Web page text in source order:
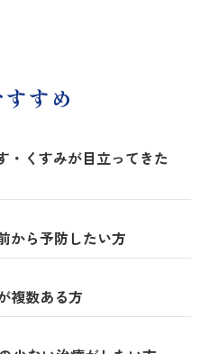
すめ
・くすみが目立ってきた
から予防したい方
複数ある方